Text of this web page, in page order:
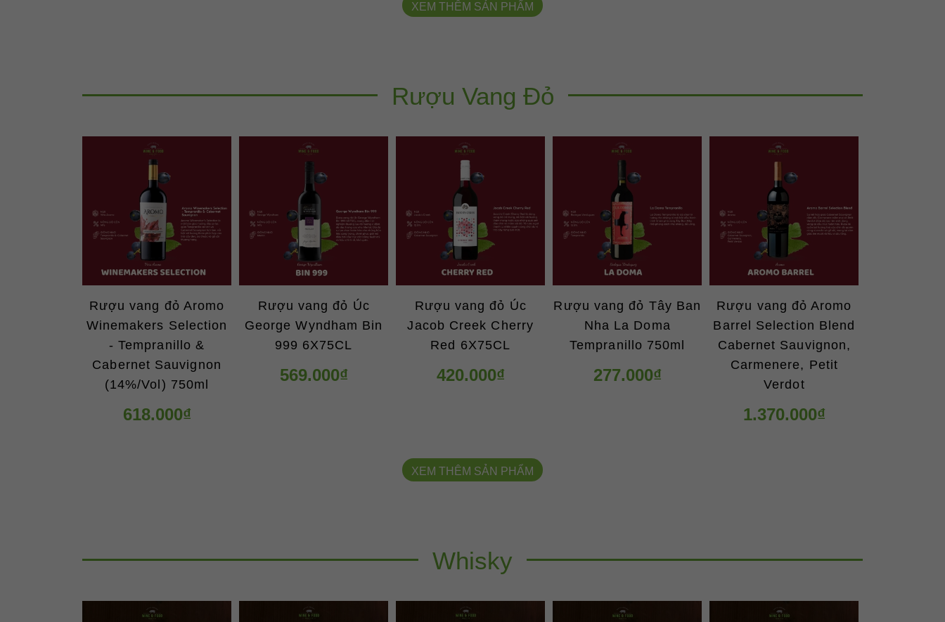
XEM THÊM SẢN PHẨM
Rượu Vang Đỏ
Rượu vang đỏ Aromo
Winemakers Selection
- Tempranillo &
Cabernet Sauvignon
(14%/Vol) 750ml
618.000₫
Rượu vang đỏ Úc
George Wyndham Bin
999 6X75CL
569.000₫
Rượu vang đỏ Úc
Jacob Creek Cherry
Red 6X75CL
420.000₫
Rượu vang đỏ Tây Ban
Nha La Doma
Tempranillo 750ml
277.000₫
Rượu vang đỏ Aromo
Barrel Selection Blend
Cabernet Sauvignon,
Carmenere, Petit
Verdot
1.370.000₫
XEM THÊM SẢN PHẨM
Whisky